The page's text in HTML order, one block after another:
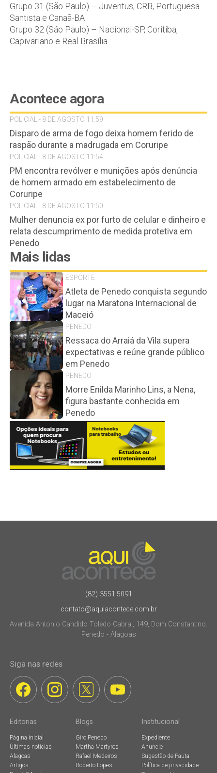
Grupo 31 (São Paulo) – Juventus, CRB, Portuguesa
Santista e Canaã-BA
Grupo 32 (São Paulo) – Nacional-SP, Coritiba,
Capivariano e Real Brasília
Acontece agora
POLICIAL - 8 DE AGOSTO 11:59
Disparo de arma de fogo deixa homem ferido de
raspão durante a madrugada em Coruripe
POLICIAL - 8 DE AGOSTO 11:54
PM encontra revólver e munições após denúncia
de homem armado em estabelecimento de
Coruripe
POLICIAL - 8 DE AGOSTO 11:50
Mulher denuncia ex por furto de celular e dinheiro e
relata descumprimento de medida protetiva em
Penedo
Mais lidas
ESPORTE
Atleta de Penedo conquista segundo
lugar na Maratona Internacional de
Maceió
PENEDO
Ressaca do Arraiá da Vila supera
expectativas e reúne grande público
em Penedo
PENEDO
Morre Enilda Marinho Lins, a Nena,
figura bastante conhecida em
Penedo
(82) 3551.5091
contato@aquiacontece.com.br
Avenida Antonio Candido Toledo Cabral, 149, Dom Constantino.
Penedo - Alagoas
Siga nas redes
Editorias
Página inicial
Últimas notícias
Alagoas
Artigos
Blogs
Giro Penedo
Martha Martyres
Rafael Medeiros
Roberto Lopes
Institucional
Expediente
Anuncie
Sugestão de Pauta
Política de privacidade